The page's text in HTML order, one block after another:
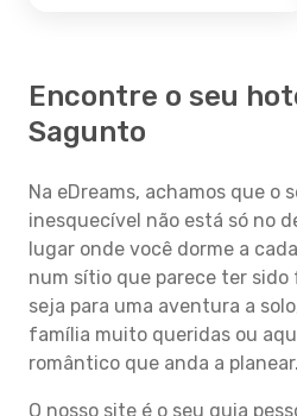
Encontre o seu
Sagunto
Na eDreams, achamos que o
inesquecível não está só no
lugar onde você dorme a
num sítio que parece ter sido
seja para uma aventura a
família muito queridas ou
romântico que anda a planear.
O nosso site é o seu guia